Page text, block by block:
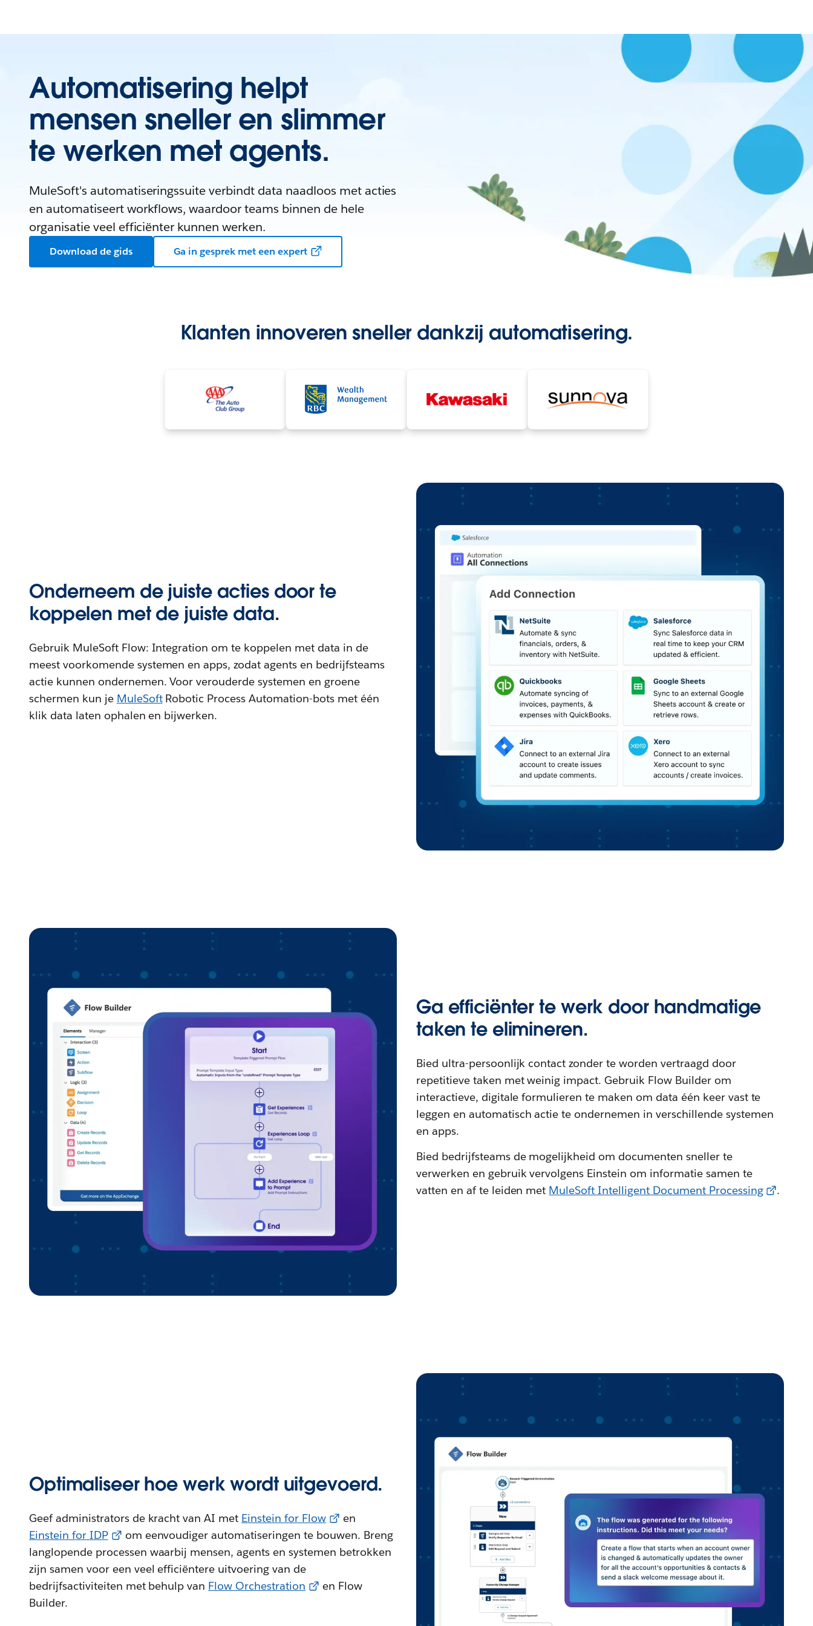
Automatisering helpt
mensen sneller en slimmer
te werken met agents.
MuleSoft's automatiseringssuite verbindt data naadloos met acties
en automatiseert workflows, waardoor teams binnen de hele
organisatie veel efficiënter kunnen werken.
Download de gids Ga in gesprek met een expert
Klanten innoveren sneller dankzij automatisering.
Onderneem de juiste acties door te
koppelen met de juiste data.
Gebruik MuleSoft Flow: Integration om te koppelen met data in de
meest voorkomende systemen en apps, zodat agents en bedrijfsteams
actie kunnen ondernemen. Voor verouderde systemen en groene
schermen kun je MuleSoftRobotic Process Automation-bots met één
klik data laten ophalen en bijwerken.
Ga efficiënter te werk door handmatige
taken te elimineren.
Bied ultra-persoonlijk contact zonder te worden vertraagd door
repetitieve taken met weinig impact. Gebruik Flow Builder om
interactieve, digitale formulieren te maken om data één keer vast te
leggen en automatisch actie te ondernemen in verschillende systemen
en apps.
Bied bedrijfsteams de mogelijkheid om documenten sneller te
verwerken en gebruik vervolgens Einstein om informatie samen te
vatten en af te leiden met MuleSoft Intelligent Document Processing .
Optimaliseer hoe werk wordt uitgevoerd.
Geef administrators de kracht van AI met Einstein for Flow
en
Einstein for IDP
om eenvoudiger automatiseringen te bouwen. Breng
langlopende processen waarbij mensen, agents en systemen betrokken
zijn samen voor een veel efficiëntere uitvoering van de
bedrijfsactiviteiten met behulp van Flow Orchestration
en Flow
Builder.